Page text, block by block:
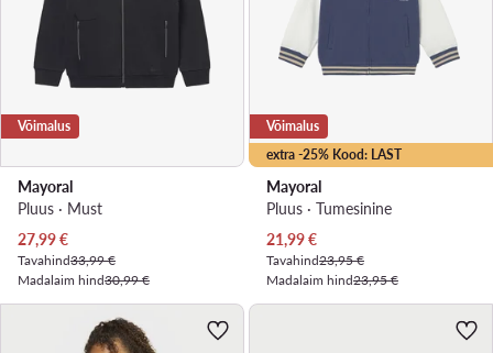
Võimalus
Mayoral
Pluus · Must
Praegune hind
27,99€
Tavahind33,99 €
Madalaim hind30,99 €
extra -25% Kood: LAST
Võimalus
Mayoral
Pluus · Tumesinine
Praegune hind
21,99€
Tavahind23,95 €
Madalaim hind23,95 €